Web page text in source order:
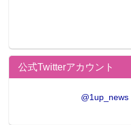
公式Twitterアカウント
@1up_news